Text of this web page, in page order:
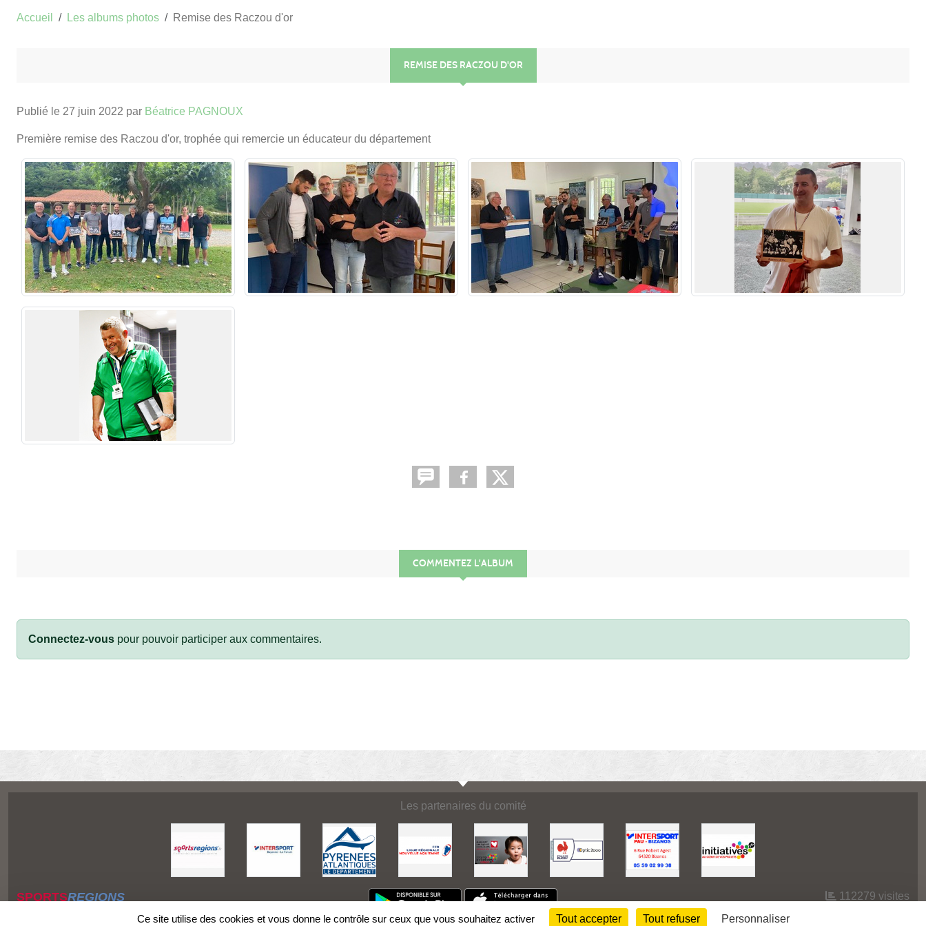
Accueil Les albums photos Remise des Raczou d'or
REMISE DES RACZOU D'OR
Publié le 27 juin 2022 par Béatrice PAGNOUX
Première remise des Raczou d'or, trophée qui remercie un éducateur du département
COMMENTEZ L'ALBUM
Connectez-vous pour pouvoir participer aux commentaires.
Les partenaires du comité
SPORTSREGIONS 112279 visites
Ce site utilise des cookies et vous donne le contrôle sur ceux que vous souhaitez activer Tout accepter Tout refuser Personnaliser